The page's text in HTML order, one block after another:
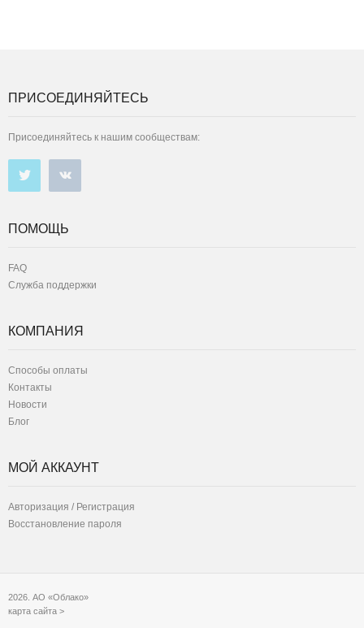
ПРИСОЕДИНЯЙТЕСЬ
Присоединяйтесь к нашим сообществам:
ПОМОЩЬ
FAQ
Служба поддержки
КОМПАНИЯ
Способы оплаты
Контакты
Новости
Блог
МОЙ АККАУНТ
Авторизация / Регистрация
Восстановление пароля
2026. АО «Облако»
карта сайта >